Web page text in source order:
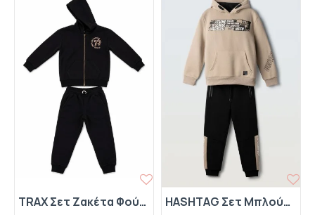
TRAX Σετ Ζακέτα Φούτερ με Κουκούλα και Παντελόνι Φόρμας 50844 Μαύρο HASHTAG Σετ Μπλούζα Φούτερ με Κουκούλα και Παντελόνι Φόρμας "XTREME" 267707 Μπεζ